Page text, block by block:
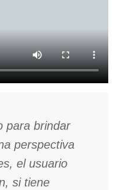
para brindar
perspectiva
el usuario
si tiene